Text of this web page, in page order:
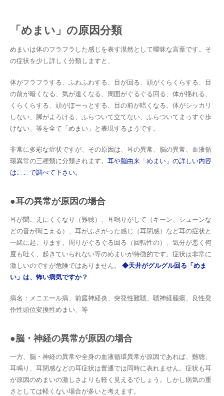
「めまい」の原因分類
めまいは体のフラフラした感じを表す漠然として曖昧な言葉です。そ
の症状を少し詳しく分類しますと、
体がフラフラする、ふわふわする、目が回る、頭がくらくらする、目
の前が暗くなる、気が遠くなる、周囲がぐるぐる回る、体が揺れる、
くらくらする、頭がぼーっとする、目の前が暗くなる、体がシッカリ
しない、脚がよろける、ふらついて立てない、ふらついてまっすぐ歩
けない、等を全て「めまい」と表現するようです。
非常に多彩な症状ですが、その原因は、耳の異常、脳の異常、血液循
環異常の三種類に分類されます。 耳や脳由来「めまい」の詳しい内容
はここで調べて下さい。
●耳の異常が原因の場合
耳が聞こえにくくなり（難聴）、耳鳴りがして（キーン、シューンな
どの音が聞こえる）、耳がふさがった感じ（耳閉感）など耳の症状と
一緒に起こります。周りがぐるぐる回る（回転性の）、気分が悪く何
度も吐く、起きていられない等のめまいが特徴的です。症状は非常に
激しいのですが危険ではありません。
◆天井がグルグル回る「めま
い」は、怖い病気ですか？
病名：メニエール病、前庭神経炎、突発性難聴、聴神経腫瘍、良性発
作性頭位変換性めまい、等
●脳・神経の異常が原因の場合
一方、脳・神経の異常や全身の血液循環異常が原因であれば、難聴、
耳鳴り、耳閉感などの耳症状は普通では同時に表れません。症状も耳
が原因のめまいの激しさよりも軽く見えるでしょう。しかし病気の重
さとしては軽くない場合が多いと考えます。